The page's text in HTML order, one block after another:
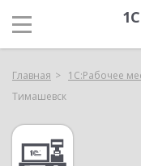
Главная 1С:Рабочее
Тимашевск